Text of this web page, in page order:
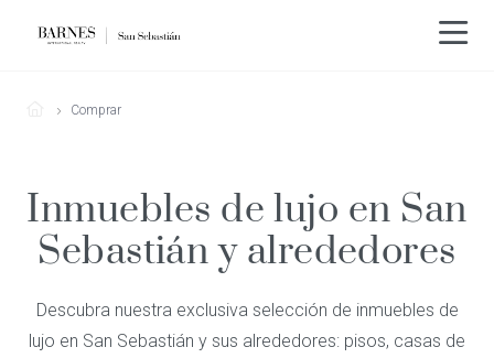
Comprar
Inmuebles de lujo en San
Sebastián y alrededores
Descubra nuestra exclusiva selección de inmuebles de
lujo en San Sebastián y sus alrededores: pisos, casas de